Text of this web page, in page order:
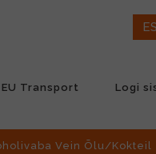
EU Transport Logi
Vein Õlu/Kokteil